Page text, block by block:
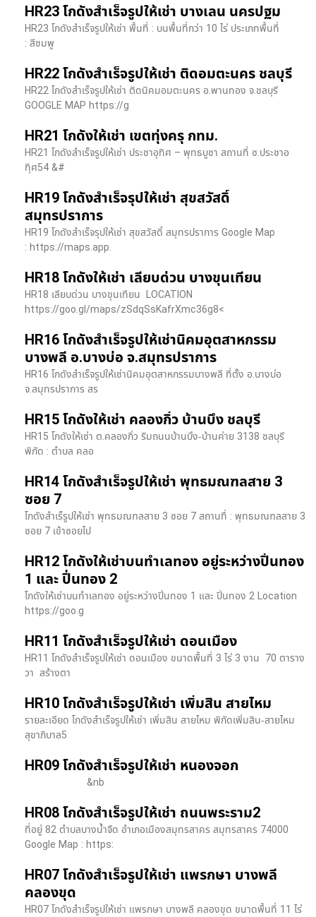
HR23 โกดังสำเร็จรูปให้เช่า บางเลน นครปฐม
HR23 โกดังสำเร็จรูปให้เช่า พื้นที่ : บนพื้นที่กว่า 10 ไร่ ประเภทพื้นที่
: สีชมพู
HR22 โกดังสำเร็จรูปให้เช่า ติดอมตะนคร ชลบุรี
HR22 โกดังสำเร็จรูปให้เช่า ติดนิคมอมตะนคร อ.พานทอง จ.ชลบุรี
GOOGLE MAP https://g
HR21 โกดังให้เช่า เขตทุ่งครุ กทม.
HR21 โกดังสำเร็จรูปให้เช่า ประชาอุทิศ – พุทธบูชา สถานที่ ซ.ประชาอ
ทุิศ54 &#
HR19 โกดังสำเร็จรุปให้เช่า สุขสวัสดิ์
สมุทรปราการ
HR19 โกดังสำเร็จรุปให้เช่า สุขสวัสดิ์ สมุทรปราการ Google Map
: https://maps.app.
HR18 โกดังให้เช่า เลียบด่วน บางขุนเทียน
HR18 เลียบด่วน​ บางขุนเทียน​ LOCATION
https://goo.gl/maps/zSdqSsKafrXmc36g8<
HR16 โกดังสำเร็จรูปให้เช่านิคมอุตสาหกรรม
บางพลี อ.บางบ่อ จ.สมุทรปราการ
HR16 โกดังสำเร็จรูปให้เช่านิคมอุตสาหกรรมบางพลี ที่ตั้ง อ.บางบ่อ
จ.สมุทรปราการ สร
HR15 โกดังให้เช่า คลองกิ่ว บ้านบึง ชลบุรี
HR15 โกดังให้เช่า ต.คลองกิ่ว ริมถนนบ้านบึง-บ้านค่าย 3138 ชลบุรี
พิกัด : ตำบล คลอ
HR14 โกดังสำเร็จรูปให้เช่า พุทธมณฑลสาย 3
ซอย 7
โกดังสำเร็รูปให้เช่า พุทธมณฑลสาย 3 ซอย 7 สถานที่ : พุทธมณฑลสาย 3
ซอย 7 เข้าซอยไป
HR12 โกดังให้เช่าบนทำเลทอง อยู่ระหว่างปิ่นทอง
1 และ ปิ่นทอง 2
โกดังให้เช่าบนทำเลทอง อยู่ระหว่างปิ่นทอง 1 และ ปิ่นทอง 2 Location
https://goo.g
HR11 โกดังสำเร็จรูปให้เช่า ดอนเมือง
HR11 โกดังสำเร็จรูปให้เช่า ดอนเมือง ขนาดพื้นที่ 3 ไร่ 3 งาน 70 ตาราง
วา สร้างตา
HR10 โกดังสำเร็จรูปให้เช่า เพิ่มสิน สายไหม
รายละเอียด โกดังสำเร็จรูปให้เช่า เพิ่มสิน สายไหม พิกัดเพิ่มสิน-สายไหม
สุขาภิบาล5
HR09 โกดังสำเร็จรูปให้เช่า หนองจอก
&nb
HR08 โกดังสำเร็จรูปให้เช่า ถนนพระราม2
ที่อยู่ 82 ตำบลบางน้ำจืด อำเภอเมืองสมุทรสาคร สมุทรสาคร 74000
Google Map : https:
HR07 โกดังสำเร็จรูปให้เช่า แพรกษา บางพลี​
คลองขุด
HR07 โกดังสำเร็จรูปให้เช่า แพรกษา บางพลี​ คลองขุด ขนาดพื้นที่ 11 ไร่